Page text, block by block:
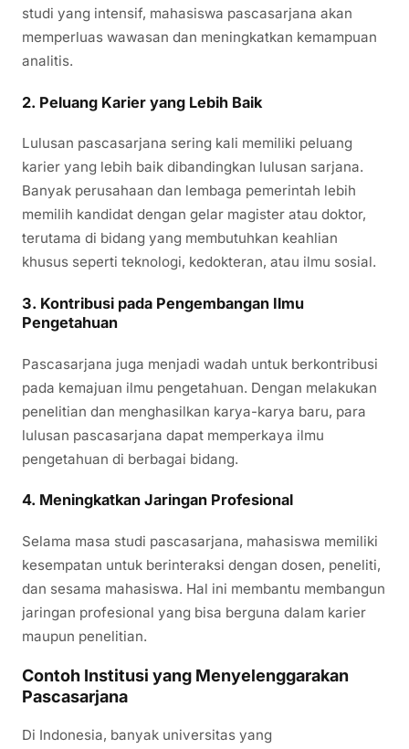
studi yang intensif, mahasiswa pascasarjana akan
memperluas wawasan dan meningkatkan kemampuan
analitis.
2. Peluang Karier yang Lebih Baik
Lulusan pascasarjana sering kali memiliki peluang
karier yang lebih baik dibandingkan lulusan sarjana.
Banyak perusahaan dan lembaga pemerintah lebih
memilih kandidat dengan gelar magister atau doktor,
terutama di bidang yang membutuhkan keahlian
khusus seperti teknologi, kedokteran, atau ilmu sosial.
3. Kontribusi pada Pengembangan Ilmu
Pengetahuan
Pascasarjana juga menjadi wadah untuk berkontribusi
pada kemajuan ilmu pengetahuan. Dengan melakukan
penelitian dan menghasilkan karya-karya baru, para
lulusan pascasarjana dapat memperkaya ilmu
pengetahuan di berbagai bidang.
4. Meningkatkan Jaringan Profesional
Selama masa studi pascasarjana, mahasiswa memiliki
kesempatan untuk berinteraksi dengan dosen, peneliti,
dan sesama mahasiswa. Hal ini membantu membangun
jaringan profesional yang bisa berguna dalam karier
maupun penelitian.
Contoh Institusi yang Menyelenggarakan
Pascasarjana
Di Indonesia, banyak universitas yang